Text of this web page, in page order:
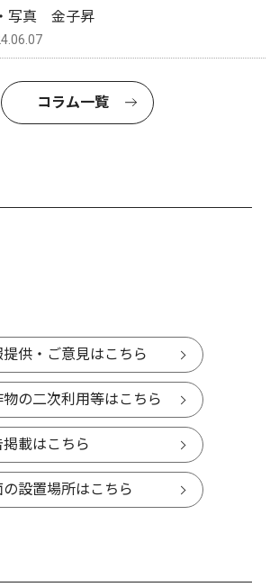
写真 金子昇
コラム一覧
提供・ご意見はこちら
物の二次利用等はこちら
載はこちら
の設置場所はこちら